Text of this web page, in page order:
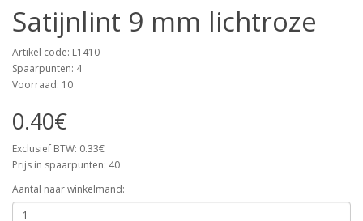
Satijnlint 9 mm lichtroze
Artikel code: L1410
Spaarpunten: 4
Voorraad: 10
0.40€
Exclusief BTW: 0.33€
Prijs in spaarpunten: 40
Aantal naar winkelmand: